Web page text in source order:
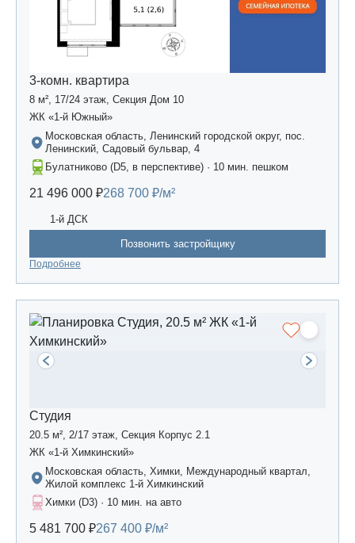
3-комн. квартира
8 м², 17/24 этаж, Секция Дом 10
ЖК «1-й Южный»
Московская область, Ленинский городской округ, пос.
Ленинский, Садовый бульвар, 4
Булатниково (D5, в перспективе) · 10 мин. пешком
21 496 000 ₽268 700 ₽/м²
1-й ДСК
Позвонить застройщику
Подробнее
Студия
20.5 м², 2/17 этаж, Секция Корпус 2.1
ЖК «1-й Химкинский»
Московская область, Химки, Международный квартал,
Жилой комплекс 1-й Химкинский
Химки (D3) · 10 мин. на авто
5 481 700 ₽267 400 ₽/м²